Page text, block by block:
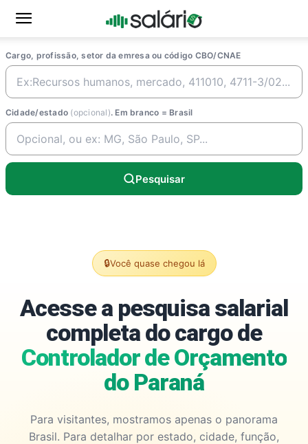
Cargo, profissão, setor da emresa ou código CBO/CNAE
Cidade/estado (opcional). Em branco = Brasil
Pesquisar
🔒Você quase chegou lá
Acesse a pesquisa salarial
completa do cargo de
Controlador de Orçamento
do Paraná
Para visitantes, mostramos apenas o panorama
Brasil. Para detalhar por estado, cidade, função,